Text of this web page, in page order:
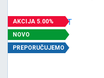
AKCIJA 5.00%
NOVO
PREPORUČUJEMO